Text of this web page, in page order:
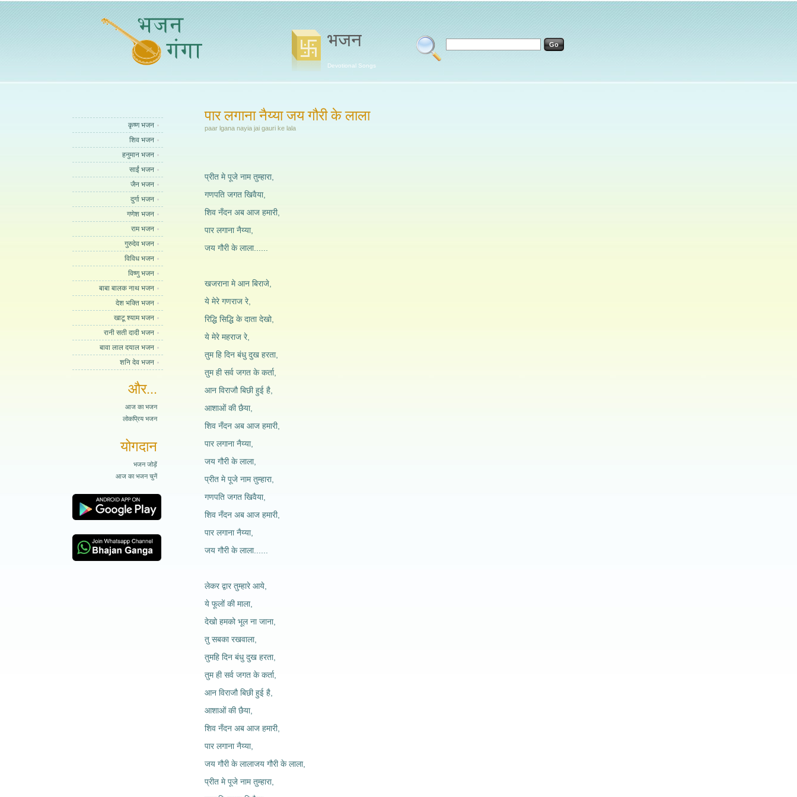
भजन
Devotional Songs
कृष्ण भजन
शिव भजन
हनुमान भजन
साईं भजन
जैन भजन
दुर्गा भजन
गणेश भजन
राम भजन
गुरुदेव भजन
विविध भजन
विष्णु भजन
बाबा बालक नाथ भजन
देश भक्ति भजन
खाटू श्याम भजन
रानी सती दादी भजन
बावा लाल दयाल भजन
शनि देव भजन
और...
आज का भजन
लोकप्रिय भजन
योगदान
भजन जोड़ें
आज का भजन चुनें
पार लगाना नैय्या जय गौरी के लाला
paar lgana nayia jai gauri ke lala
प्रीत मे पूजे नाम तुम्हारा,
गणपति जगत खिवैया,
शिव नँदन अब आज हमारी,
पार लगाना नैय्या,
जय गौरी के लाला......
खजराना मे आन बिराजे,
ये मेरे गणराज रे,
रिद्धि सिद्धि के दाता देखो,
ये मेरे महराज रे,
तुम हि दिन बंधु दुख हरता,
तुम ही सर्व जगत के कर्ता,
आन विराजौ बिछी हुई है,
आशाओं की छैया,
शिव नँदन अब आज हमारी,
पार लगाना नैय्या,
जय गौरी के लाला,
प्रीत मे पूजे नाम तुम्हारा,
गणपति जगत खिवैया,
शिव नँदन अब आज हमारी,
पार लगाना नैय्या,
जय गौरी के लाला......
लेकर द्वार तुम्हारे आये,
ये फूलों की माला,
देखो हमको भूल ना जाना,
तु सबका रखवाला,
तुमहि दिन बंधु दुख हरता,
तुम ही सर्व जगत के कर्ता,
आन विराजौ बिछी हुई है,
आशाओं की छैया,
शिव नँदन अब आज हमारी,
पार लगाना नैय्या,
जय गौरी के लालाजय गौरी के लाला,
प्रीत मे पूजे नाम तुम्हारा,